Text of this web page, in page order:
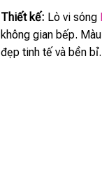
Thiết kế: Lò vi sóng
không gian bếp.
đẹp tinh tế và bền bỉ.